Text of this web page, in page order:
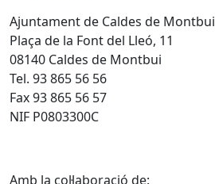
Ajuntament de Caldes de Montbui
Plaça de la Font del Lleó, 11
08140 Caldes de Montbui
Tel. 93 865 56 56
Fax 93 865 56 57
NIF P0803300C
Amb la col·laboració de: